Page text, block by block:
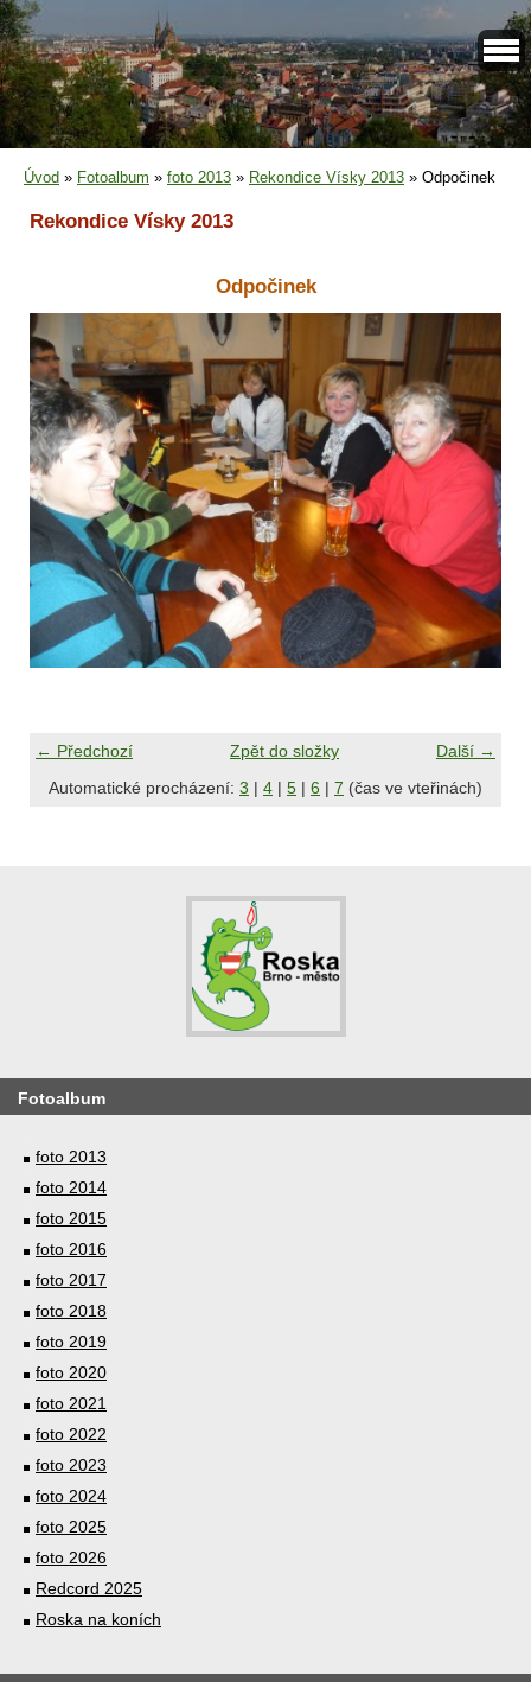
Úvod » Fotoalbum » foto 2013 » Rekondice Vísky 2013 » Odpočinek
Rekondice Vísky 2013
Odpočinek
← Předchozí Další →
Zpět do složky
Automatické procházení: 3 | 4 | 5 | 6 | 7 (čas ve vteřinách)
Fotoalbum
foto 2013
foto 2014
foto 2015
foto 2016
foto 2017
foto 2018
foto 2019
foto 2020
foto 2021
foto 2022
foto 2023
foto 2024
foto 2025
foto 2026
Redcord 2025
Roska na koních